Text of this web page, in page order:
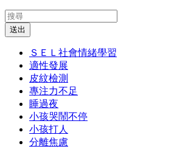
送出
ＳＥＬ社會情緒學習
適性發展
皮紋檢測
專注力不足
睡過夜
小孩哭鬧不停
小孩打人
分離焦慮